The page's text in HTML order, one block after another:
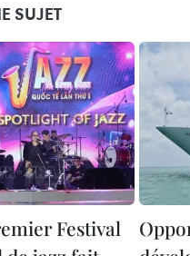
SUJET
Festival